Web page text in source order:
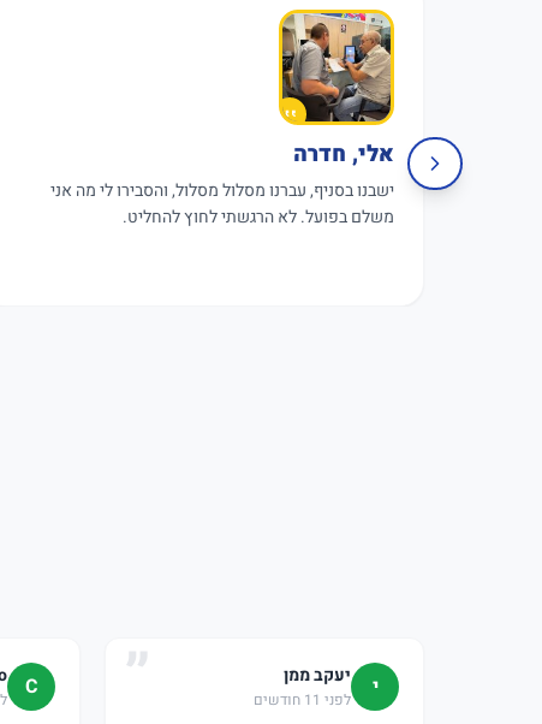
אלי, חדרה
ישבנו בסניף, עברנו מסלול מסלול, והסבירו לי מה אני
משלם בפועל. לא הרגשתי לחוץ להחליט.
י יעקב ממן
לפני 11 חודשים C